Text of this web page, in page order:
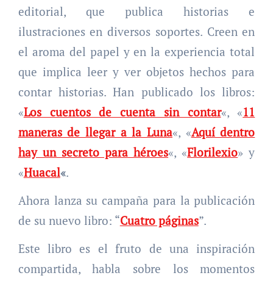
editorial, que publica historias e
ilustraciones en diversos soportes. Creen en
el aroma del papel y en la experiencia total
que implica leer y ver objetos hechos para
contar historias. Han publicado los libros:
«Los cuentos de cuenta sin contar«, «11
maneras de llegar a la Luna«, «Aquí dentro
hay un secreto para héroes«, «Florilexio» y
«Huacal«.
Ahora lanza su campaña para la publicación
de su nuevo libro: “Cuatro páginas”.
Este libro es el fruto de una inspiración
compartida, habla sobre los momentos